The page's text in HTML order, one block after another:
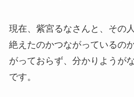
現在、紫宮るなさんと、その
絶えたのかつながっているの
がっておらず、分かりようが
です。